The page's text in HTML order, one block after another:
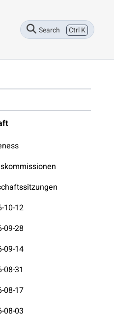
Search Ctrl K
10-12
09-28
09-14
08-31
08-17
08-03